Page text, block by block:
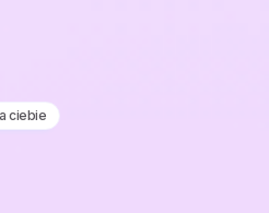
ciebie